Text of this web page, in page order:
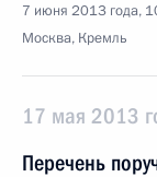
7 июня 2013 года,
Москва, Кремль
17 мая 2013
Перечень